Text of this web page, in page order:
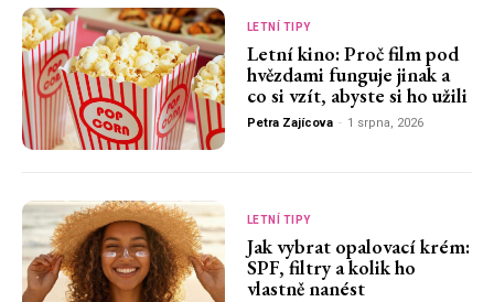
LETNÍ TIPY
Letní kino: Proč film pod
hvězdami funguje jinak a
co si vzít, abyste si ho užili
Petra Zajícova - 1 srpna, 2026
LETNÍ TIPY
Jak vybrat opalovací krém:
SPF, filtry a kolik ho
vlastně nanést